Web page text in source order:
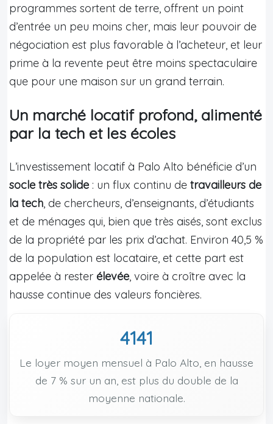
programmes sortent de terre, offrent un point
d’entrée un peu moins cher, mais leur pouvoir de
négociation est plus favorable à l’acheteur, et leur
prime à la revente peut être moins spectaculaire
que pour une maison sur un grand terrain.
Un marché locatif profond, alimenté
par la tech et les écoles
L’investissement locatif à Palo Alto bénéficie d’un
socle très solide : un flux continu de travailleurs de
la tech, de chercheurs, d’enseignants, d’étudiants
et de ménages qui, bien que très aisés, sont exclus
de la propriété par les prix d’achat. Environ 40,5 %
de la population est locataire, et cette part est
appelée à rester élevée, voire à croître avec la
hausse continue des valeurs foncières.
4141
Le loyer moyen mensuel à Palo Alto, en hausse
de 7 % sur un an, est plus du double de la
moyenne nationale.